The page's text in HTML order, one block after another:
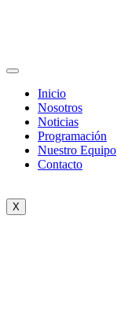
Inicio
Nosotros
Noticias
Programación
Nuestro Equipo
Contacto
X